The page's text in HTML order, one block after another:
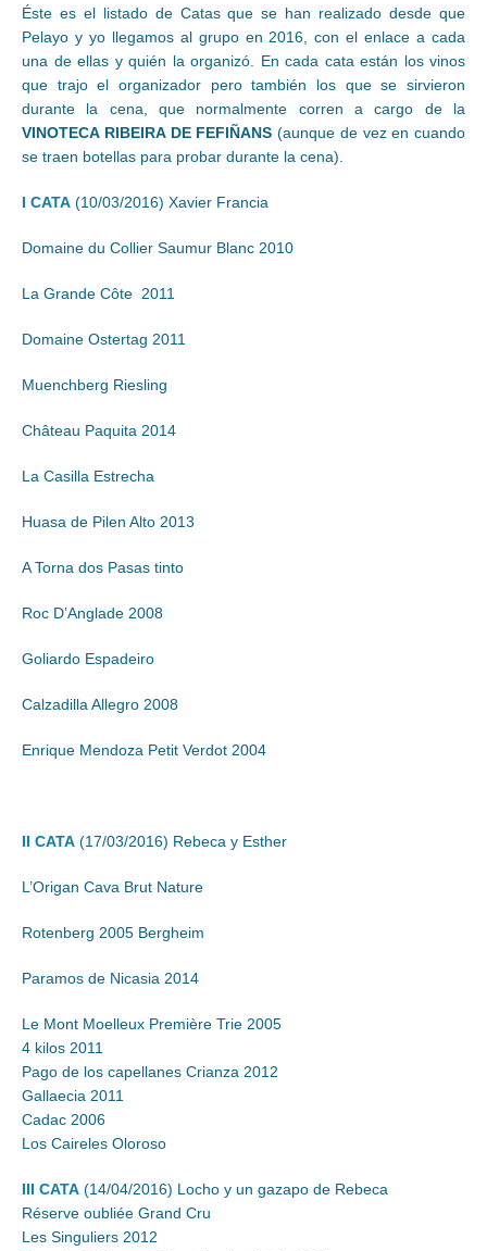
Éste es el listado de Catas que se han realizado desde que
Pelayo y yo llegamos al grupo en 2016, con el enlace a cada
una de ellas y quién la organizó. En cada cata están los vinos
que trajo el organizador pero también los que se sirvieron
durante la cena, que normalmente corren a cargo de la
VINOTECA RIBEIRA DE FEFIÑANS (aunque de vez en cuando
se traen botellas para probar durante la cena).
I CATA (10/03/2016) Xavier Francia
Domaine du Collier Saumur Blanc 2010
La Grande Côte 2011
Domaine Ostertag 2011
Muenchberg Riesling
Château Paquita 2014
La Casilla Estrecha
Huasa de Pilen Alto 2013
A Torna dos Pasas tinto
Roc D’Anglade 2008
Goliardo Espadeiro
Calzadilla Allegro 2008
Enrique Mendoza Petit Verdot 2004
II CATA (17/03/2016) Rebeca y Esther
L’Origan Cava Brut Nature
Rotenberg 2005 Bergheim
Paramos de Nicasia 2014
Le Mont Moelleux Première Trie 2005
4 kilos 2011
Pago de los capellanes Crianza 2012
Gallaecia 2011
Cadac 2006
Los Caireles Oloroso
III CATA (14/04/2016) Locho y un gazapo de Rebeca
Réserve oubliée Grand Cru
Les Singuliers 2012